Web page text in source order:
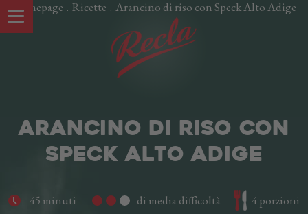
Homepage . Ricette . Arancino di riso con Speck Alto Adige
ARANCINO DI RISO CON
SPECK ALTO ADIGE
45 minuti di media difficoltà 4 porzioni